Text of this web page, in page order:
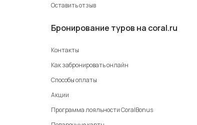
Оставить отзыв
Бронирование туров на coral.ru
Контакты
Как забронировать онлайн
Способы оплаты
Акции
Программа лояльности CoralBonus